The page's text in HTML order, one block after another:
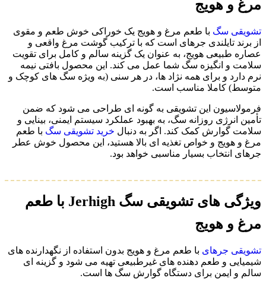
مرغ و هویج
تشویقی سگ با طعم مرغ و هویج یک خوراکی خوش‌ طعم و مقوی
از برند تایلندی جرهای است که با ترکیب گوشت مرغ واقعی و
عصاره طبیعی هویج، به‌ عنوان یک گزینه سالم و کامل برای تقویت
سلامت و انگیزه سگ شما عمل می‌ کند. این محصول بافتی نیمه‌
نرم دارد و برای همه نژاد ها، در هر سنی (به‌ ویژه سگ‌ های کوچک و
متوسط) کاملا مناسب است.
فرمولاسیون این تشویقی به‌ گونه‌ ای طراحی می شود که ضمن
تأمین انرژی روزانه سگ، به بهبود عملکرد سیستم ایمنی، بینایی و
سلامت گوارش کمک کند. اگر به‌ دنبال خرید تشویقی سگ با طعم
مرغ و هویج و خواص تغذیه‌ ای بالا هستید، این محصول خوش عطر
جرهای انتخاب بسیار مناسبی خواهد بود.
ویژگی های تشویقی سگ Jerhigh با طعم
مرغ و هویج
تشویقی جرهای با طعم مرغ و هویج بدون استفاده از نگهدارنده‌ های
شیمیایی و طعم‌ دهنده‌ های غیرطبیعی تهیه می شود و گزینه‌ ای
سالم و ایمن برای دستگاه گوارش سگ‌ ها است.